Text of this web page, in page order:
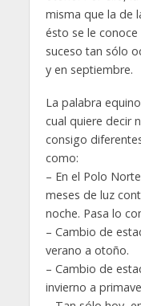
misma que la de
ésto se le
suceso tan sólo
y en septiembre.
La palabra
cual quiere decir
consigo
como:
– En el Polo
meses de luz
noche. Pasa lo
– Cambio de
verano a otoño.
– Cambio de
invierno a